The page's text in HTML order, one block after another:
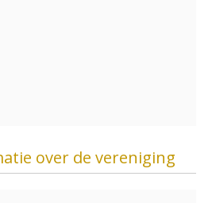
over de vereniging